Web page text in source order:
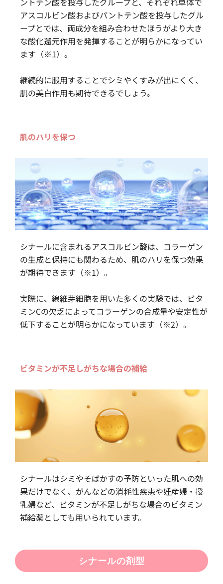
アスコルビン酸およびパントテン酸を投与したグル
ープとでは、両成分を組み合わせたほうがより大き
な酸化還元作用を発揮することが明らかになってい
ます（※1）。
継続的に服用することでシミやくすみが出にくく、
肌の美白作用も期待できるでしょう。
肌のハリを保つ
シナールに含まれるアスコルビン酸は、コラーゲン
の生成と保持にも関わるため、肌のハリを保つ効果
が期待できます（※1）。
実際に、線維芽細胞を用いた多くの実験では、ビタ
ミンCの欠乏によってコラーゲンの合成量や安定性が
低下することが明らかになっています（※2）。
ビタミンが不足しがちな場合の補給
シナールはシミやそばかすの予防といった肌への効
果だけでなく、がんなどの消耗性疾患や妊産婦・授
乳婦など、ビタミンが不足しがちな場合のビタミン
補給薬としても用いられています。
シナールの剤型